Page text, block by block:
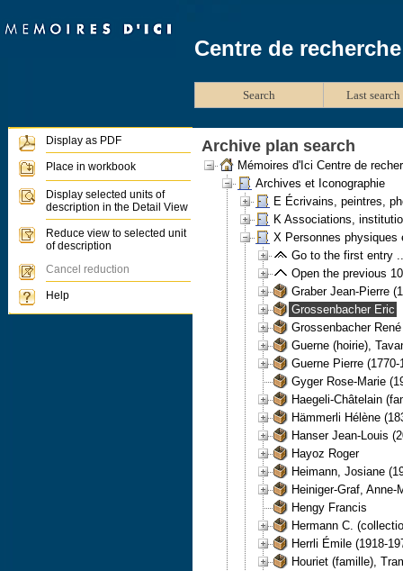
Archive plan search
Mémoires d'Ici Centre de
Archives et Iconographie
E Écrivains, peintres,
K Associations,
X Personnes physiques
Go to the first entry
Open the previous
Graber Jean-Pierre
Grossenbacher Eric
Grossenbacher
Guerne (hoirie),
Guerne Pierre (1770-
Gyger Rose-Marie
Haegeli-Châtelain
Hämmerli Hélène
Hanser Jean-Louis
Hayoz Roger
Heimann, Josiane
Heiniger-Graf, Anne-
Hengy Francis
Hermann C.
Herrli Émile (1918-
Houriet (famille),
Centre de
Search Last
Display as PDF
Place in workbook
Display selected units of
description in the Detail View
Reduce view to selected unit
of description
Cancel reduction
Help